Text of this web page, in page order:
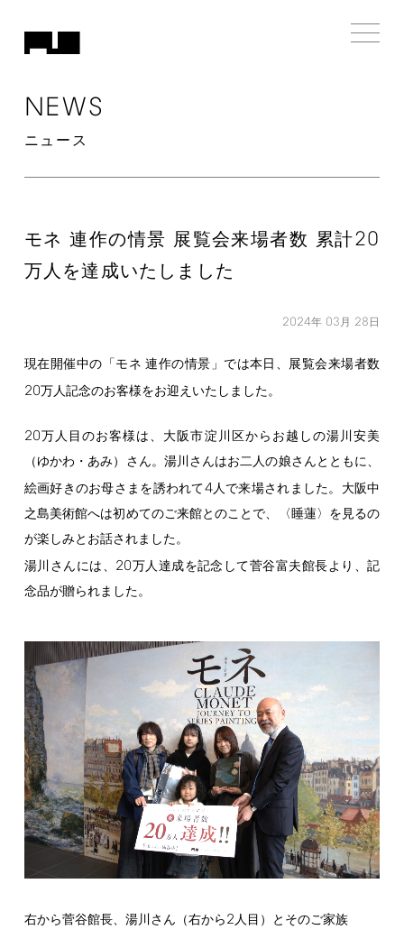
NEWS
ニュース
モネ 連作の情景 展覧会来場者数 累計20
万人を達成いたしました
2024年 03 月 28 日
現在開催中の「モネ 連作の情景」では本日、展覧会来場者数
20万人記念のお客様をお迎えいたしました。
20万人目のお客様は、大阪市淀川区からお越しの湯川安美
（ゆかわ・あみ）さん。湯川さんはお二人の娘さんとともに、
絵画好きのお母さまを誘われて4人で来場されました。大阪中
之島美術館へは初めてのご来館とのことで、〈睡蓮〉を見るの
が楽しみとお話されました。
湯川さんには、 20万人達成を記念して菅谷富夫館長より、記
念品が贈られました。
右から菅谷館長、湯川さん（右から2人目）とそのご家族